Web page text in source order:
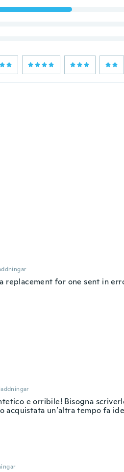
replacement for one sent in
e orribile! Bisogna
acquistata un’altra tempo fa